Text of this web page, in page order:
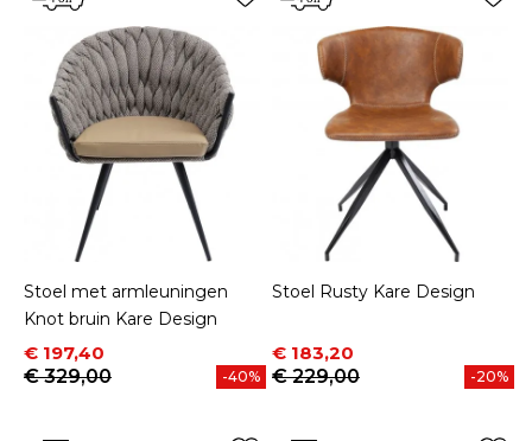
Stoel met armleuningen
Knot bruin Kare Design
Prijs
€ 197,40
Normale prijs
€ 329,00
-40%
Stoel Rusty Kare Design
Prijs
€ 183,20
Normale prijs
€ 229,00
-20%